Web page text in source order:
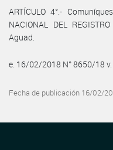
ARTÍCULO 4°.-
NACIONAL DEL
Aguad.
e. 16/02/2018 N° 8650/18
Fecha de publicación 16/02/